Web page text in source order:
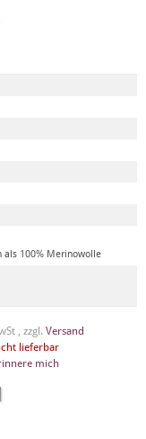
als 100% Merinowolle
, zzgl. Versand
lieferbar
mich